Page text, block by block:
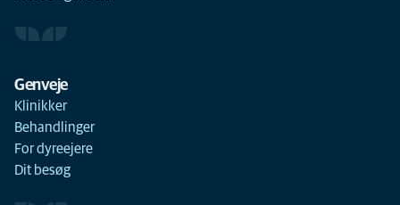
Genveje
Klinikker
Behandlinger
For dyreejere
Dit besøg